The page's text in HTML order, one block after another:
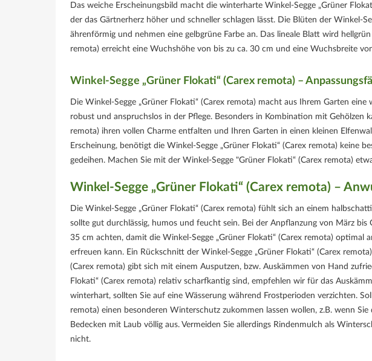
Das weiche Erscheinungsbild macht die winterharte Winkel-Segge „Grüner
der das Gärtnerherz höher und schneller schlagen lässt. Die Blüten der Winkel-
ährenförmig und nehmen eine gelbgrüne Farbe an. Das lineale Blatt wird
remota) erreicht eine Wuchshöhe von bis zu ca. 30 cm und eine Wuchsbreite
Winkel-Segge „Grüner Flokati“ (Carex remota) –
Die Winkel-Segge „Grüner Flokati“ (Carex remota) macht aus Ihrem Garten
robust und anspruchslos in der Pflege. Besonders in Kombination mit Gehölzen
remota) ihren vollen Charme entfalten und Ihren Garten in einen kleinen
Erscheinung, benötigt die Winkel-Segge „Grüner Flokati“ (Carex remota) keine
gedeihen. Machen Sie mit der Winkel-Segge "Grüner Flokati“ (Carex remota)
Winkel-Segge „Grüner Flokati“ (Carex remota) –
Die Winkel-Segge „Grüner Flokati“ (Carex remota) fühlt sich an einem
sollte gut durchlässig, humos und feucht sein. Bei der Anpflanzung von März
35 cm achten, damit die Winkel-Segge „Grüner Flokati“ (Carex remota) optimal
erfreuen kann. Ein Rückschnitt der Winkel-Segge „Grüner Flokati“ (Carex
(Carex remota) gibt sich mit einem Ausputzen, bzw. Auskämmen von Hand
Flokati“ (Carex remota) relativ scharfkantig sind, empfehlen wir für das
winterhart, sollten Sie auf eine Wässerung während Frostperioden verzichten.
remota) einen besonderen Winterschutz zukommen lassen wollen, z.B. wenn
Bedecken mit Laub völlig aus. Vermeiden Sie allerdings Rindenmulch als
nicht.